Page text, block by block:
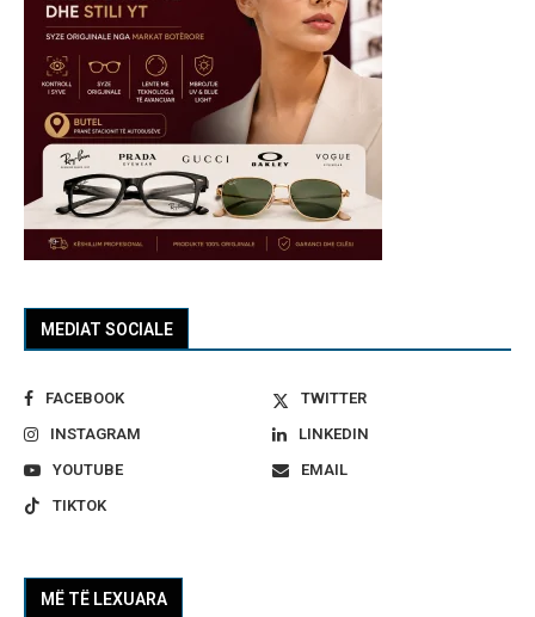
MEDIAT SOCIALE
FACEBOOK
TWITTER
INSTAGRAM
LINKEDIN
YOUTUBE
EMAIL
TIKTOK
MË TË LEXUARA